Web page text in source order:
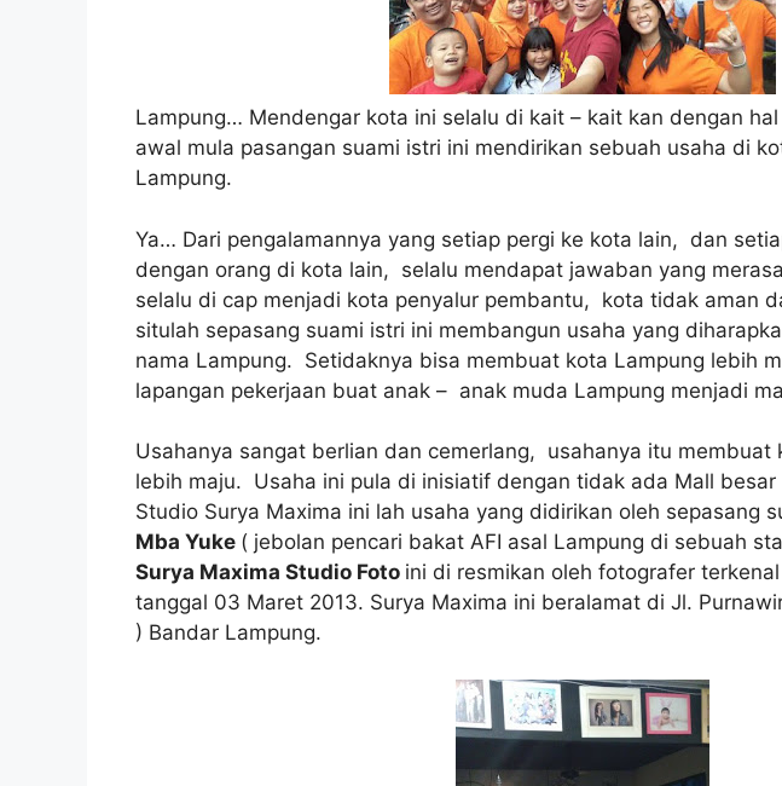
Lampung… Mendengar kota ini selalu di kait – kait kan dengan
awal mula pasangan suami istri ini mendirikan sebuah usaha di
Lampung.
Ya… Dari pengalamannya yang setiap pergi ke kota lain, dan
dengan orang di kota lain, selalu mendapat jawaban yang
selalu di cap menjadi kota penyalur pembantu, kota tidak aman
situlah sepasang suami istri ini membangun usaha yang
nama Lampung. Setidaknya bisa membuat kota Lampung lebih
lapangan pekerjaan buat anak – anak muda Lampung menjadi
Usahanya sangat berlian dan cemerlang, usahanya itu membuat
lebih maju. Usaha ini pula di inisiatif dengan tidak ada Mall besar
Studio Surya Maxima ini lah usaha yang didirikan oleh sepasang
Mba Yuke ( jebolan pencari bakat AFI asal Lampung di sebuah
Surya Maxima Studio Foto ini di resmikan oleh fotografer terkenal
tanggal 03 Maret 2013. Surya Maxima ini beralamat di Jl.
) Bandar Lampung.